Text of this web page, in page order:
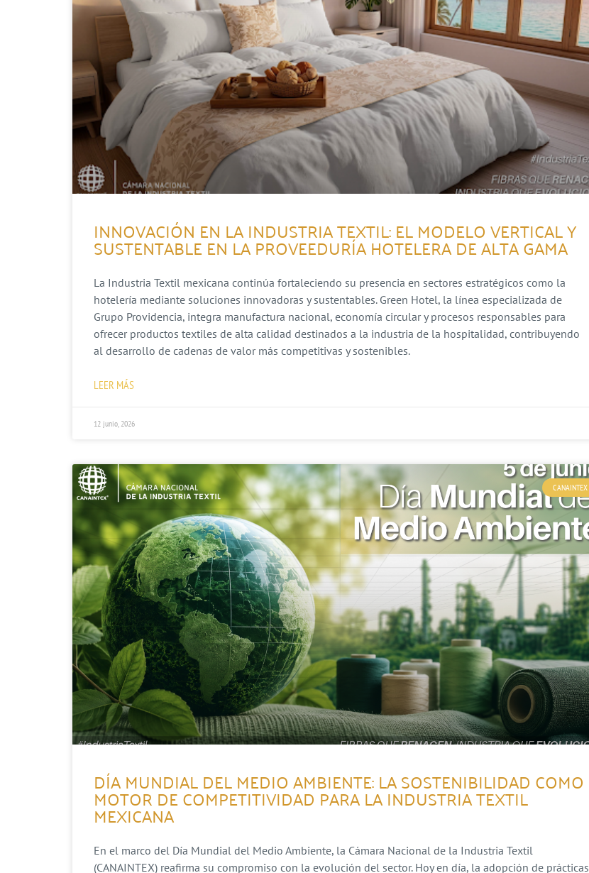
INNOVACIÓN EN LA INDUSTRIA TEXTIL: EL MODELO VERTICAL Y
SUSTENTABLE EN LA PROVEEDURÍA HOTELERA DE ALTA GAMA
La Industria Textil mexicana continúa fortaleciendo su presencia en sectores estratégicos como la
hotelería mediante soluciones innovadoras y sustentables. Green Hotel, la línea especializada de
Grupo Providencia, integra manufactura nacional, economía circular y procesos responsables para
ofrecer productos textiles de alta calidad destinados a la industria de la hospitalidad, contribuyendo
al desarrollo de cadenas de valor más competitivas y sostenibles.
LEER MÁS
12 junio, 2026
CANAINTEX
DÍA MUNDIAL DEL MEDIO AMBIENTE: LA SOSTENIBILIDAD COMO
MOTOR DE COMPETITIVIDAD PARA LA INDUSTRIA TEXTIL
MEXICANA
En el marco del Día Mundial del Medio Ambiente, la Cámara Nacional de la Industria Textil
(CANAINTEX) reafirma su compromiso con la evolución del sector. Hoy en día, la adopción de prácticas